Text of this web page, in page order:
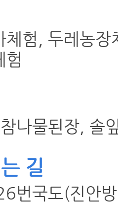
체험, 두레농
험
나물된장, 솔
길
번국도(진안